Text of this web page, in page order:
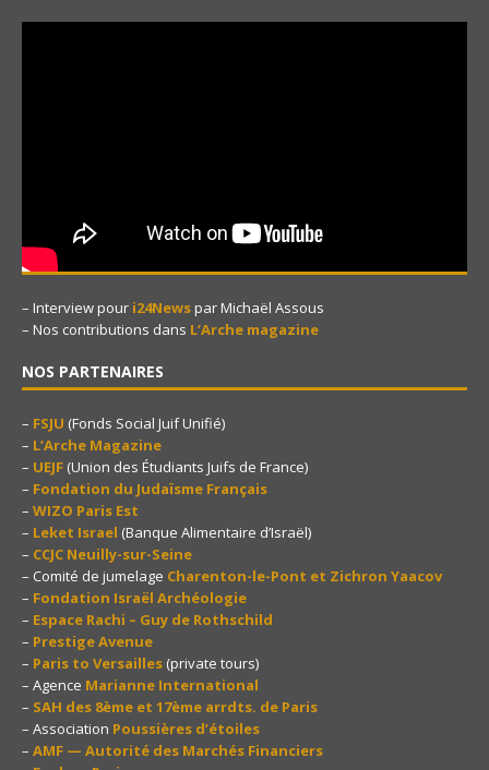
– Interview pour i24Newspar Michaël Assous
– Nos contributions dans L’Arche magazine
NOS PARTENAIRES
– FSJU (Fonds Social Juif Unifié)
– L’Arche Magazine
– UEJF (Union des Étudiants Juifs de France)
– Fondation du Judaïsme Français
– WIZO Paris Est
– Leket Israel (Banque Alimentaire d’Israël)
– CCJC Neuilly-sur-Seine
– Comité de jumelage Charenton-le-Pont et Zichron Yaacov
– Fondation Israël Archéologie
– Espace Rachi – Guy de Rothschild
– Prestige Avenue
– Paris to Versailles (private tours)
– Agence Marianne International
– SAH des 8ème et 17ème arrdts. de Paris
– Association Poussières d’étoiles
– AMF — Autorité des Marchés Financiers